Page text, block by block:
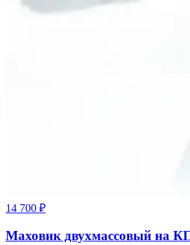
14 700 ₽
Маховик двухмассовый на